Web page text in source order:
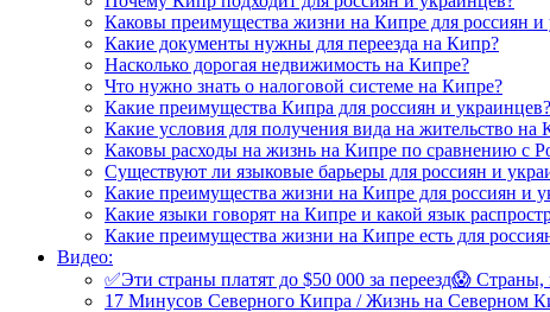
Каковы преимущества жизни на Кипре для россиян и
Какие документы нужны для переезда на Кипр?
Насколько дорогая недвижимость на Кипре?
Что нужно знать о налоговой системе на Кипре?
Какие преимущества Кипра для россиян и украинцев?
Какие условия для получения вида на жительство на
Каковы расходы на жизнь на Кипре по сравнению с
Существуют ли языковые барьеры для россиян и
Какие преимущества жизни на Кипре для россиян и
Какие языки говорят на Кипре и какой язык
Какие преимущества жизни на Кипре есть для
Видео:
✅Эти страны платят до $50 000 за переезд😱
17 Минусов Северного Кипра / Жизнь на Северном